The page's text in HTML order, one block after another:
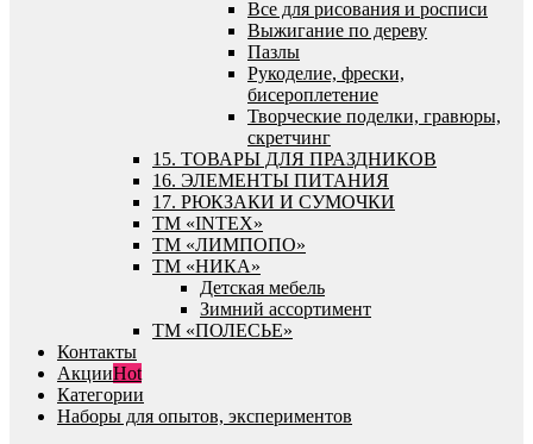
Все для рисования и росписи
Выжигание по дереву
Пазлы
Рукоделие, фрески,
бисероплетение
Творческие поделки, гравюры,
скретчинг
15. ТОВАРЫ ДЛЯ ПРАЗДНИКОВ
16. ЭЛЕМЕНТЫ ПИТАНИЯ
17. РЮКЗАКИ И СУМОЧКИ
ТМ «INTEX»
ТМ «ЛИМПОПО»
ТМ «НИКА»
Детская мебель
Зимний ассортимент
ТМ «ПОЛЕСЬЕ»
Контакты
АкцииHot
Категории
Наборы для опытов, экспериментов